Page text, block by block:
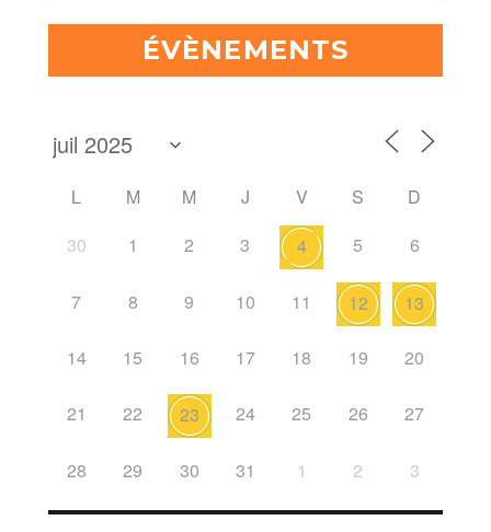
ÉVÈNEMENTS
L M M J V S
D
30
1 2 3 4 5 6
7 8 9 10 11 12 13
14 15 16 17 18 19 20
21 22 23 24 25 26 27
28 29 30 31 1 2 3